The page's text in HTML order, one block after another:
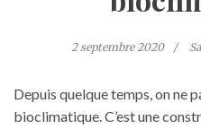
2 septembre 2020
Depuis quelque temps, on ne
bioclimatique. C’est une